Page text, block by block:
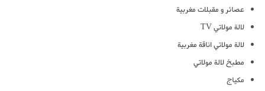
عصائر و مقبلات مغربية
لالة مولاتي TV
لالة مولاتي اناقة مغربية
مطبخ لالة مولاتي
مكياج